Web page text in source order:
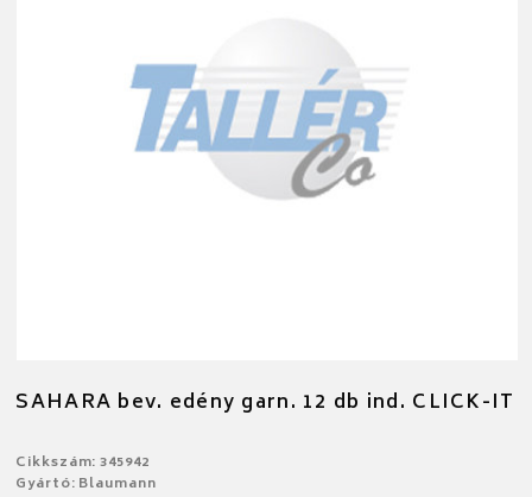
SAHARA bev. edény garn. 12 db ind. CLICK-IT
Cikkszám: 345942
Gyártó: Blaumann